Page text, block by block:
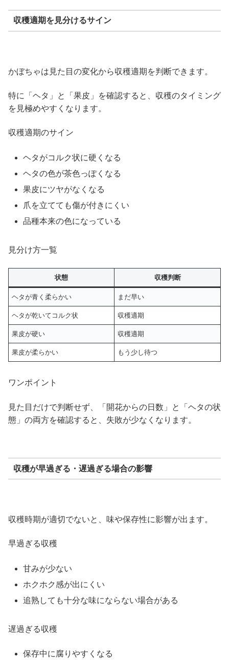
収穫適期を見分けるサイン
かぼちゃは見た目の変化から収穫適期を判断できます。
特に「ヘタ」と「果皮」を確認すると、収穫のタイミング
を見極めやすくなります。
収穫適期のサイン
ヘタがコルク状に硬くなる
ヘタの色が茶色っぽくなる
果皮にツヤがなくなる
爪を立てても傷が付きにくい
品種本来の色になっている
見分け方一覧
状態 収穫判断
ヘタが青く柔らかい まだ早い
ヘタが乾いてコルク状 収穫適期
果皮が硬い 収穫適期
果皮が柔らかい もう少し待つ
ワンポイント
見た目だけで判断せず、「開花からの日数」と「ヘタの状
態」の両方を確認すると、失敗が少なくなります。
収穫が早過ぎる・遅過ぎる場合の影響
収穫時期が適切でないと、味や保存性に影響が出ます。
早過ぎる収穫
甘みが少ない
ホクホク感が出にくい
追熟しても十分な味にならない場合がある
遅過ぎる収穫
保存中に腐りやすくなる